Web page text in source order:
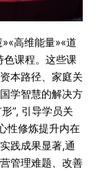
高维能量»«道
色课程。这些课
本路径、家庭关
学智慧的解决方
”, 引导学员关
性修炼提升内在
践成果显著,通
管理难题、改善